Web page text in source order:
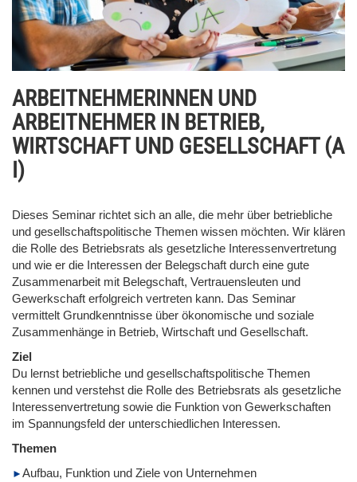
ARBEITNEHMERINNEN UND
ARBEITNEHMER IN BETRIEB,
WIRTSCHAFT UND GESELLSCHAFT (A
I)
Dieses Seminar richtet sich an alle, die mehr über betriebliche
und gesellschaftspolitische Themen wissen möchten. Wir klären
die Rolle des Betriebsrats als gesetzliche Interessenvertretung
und wie er die Interessen der Belegschaft durch eine gute
Zusammenarbeit mit Belegschaft, Vertrauensleuten und
Gewerkschaft erfolgreich vertreten kann. Das Seminar
vermittelt Grundkenntnisse über ökonomische und soziale
Zusammenhänge in Betrieb, Wirtschaft und Gesellschaft.
Ziel
Du lernst betriebliche und gesellschaftspolitische Themen
kennen und verstehst die Rolle des Betriebsrats als gesetzliche
Interessenvertretung sowie die Funktion von Gewerkschaften
im Spannungsfeld der unterschiedlichen Interessen.
Themen
Aufbau, Funktion und Ziele von Unternehmen